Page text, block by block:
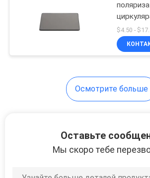
$4.50 -
Осмотрите больше
Оставьте
Мы скоро тебе